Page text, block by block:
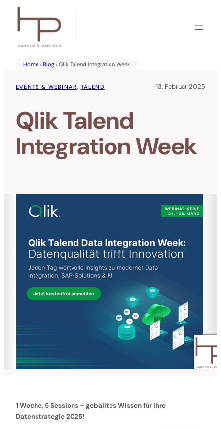
Inhalt
springen
Home › Blog › Qlik Talend Integration Week
EVENTS & WEBINAR, TALEND 13. Februar 2025
Qlik Talend
Integration Week
1 Woche, 5 Sessions – geballtes Wissen für Ihre
Datenstrategie 2025!